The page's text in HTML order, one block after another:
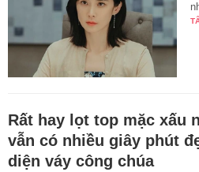
Rất hay lọt top mặc xấu
vẫn có nhiều giây phút
diện váy công chúa